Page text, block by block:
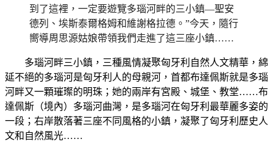
到了這裡，一定要遊覽多瑙河畔的三小鎮—聖安
德列、埃斯泰爾格姆和維謝格拉德。”今天，隨行
嚮導周思源姑娘帶領我們走進了這三座小鎮……
多瑙河畔三小鎮，三種風情凝聚匈牙利自然人文精華，綿
延不絕的多瑙河是匈牙利人的母親河，首都布達佩斯就是多瑙
河畔又一顆璀璨的明珠；她的兩岸有宮殿、城堡、教堂……布
達佩斯（境內）多瑙河曲灣，是多瑙河在匈牙利最華麗多姿的
一段；右岸散落著三座不同風格的小鎮，凝聚了匈牙利歷史人
文和自然風光……